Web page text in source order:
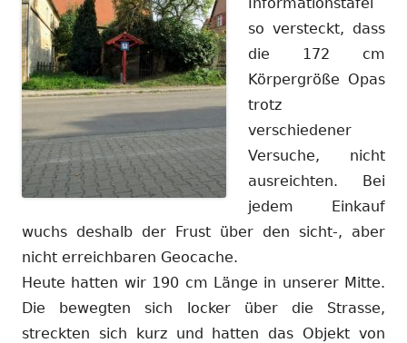
so versteckt, dass
die 172 cm
Körpergröße Opas
trotz
verschiedener
Versuche, nicht
ausreichten. Bei
jedem Einkauf
wuchs deshalb der Frust über den sicht-, aber
nicht erreichbaren Geocache.
Heute hatten wir 190 cm Länge in unserer Mitte.
Die bewegten sich locker über die Strasse,
streckten sich kurz und hatten das Objekt von